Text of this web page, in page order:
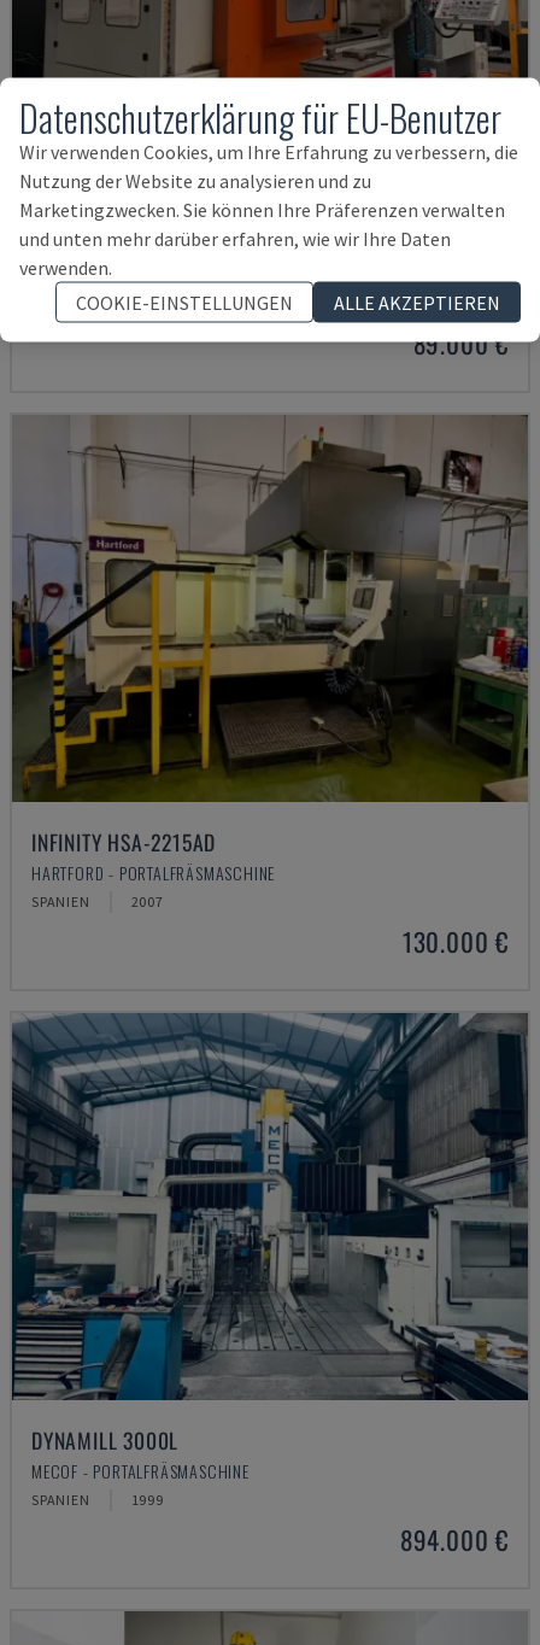
VISION
VISION WIDE - PORTALFRÄSMASCHINE
PORTUGAL 2016
89.000 €
INFINITY HSA-2215AD
HARTFORD - PORTALFRÄSMASCHINE
SPANIEN 2007
130.000 €
DYNAMILL 3000L
MECOF - PORTALFRÄSMASCHINE
SPANIEN 1999
894.000 €
Datenschutzerklärung für EU-Benutzer
Wir verwenden Cookies, um Ihre Erfahrung zu verbessern, die
Nutzung der Website zu analysieren und zu
Marketingzwecken. Sie können Ihre Präferenzen verwalten
und unten mehr darüber erfahren, wie wir Ihre Daten
verwenden.
COOKIE-EINSTELLUNGEN
ALLE AKZEPTIEREN